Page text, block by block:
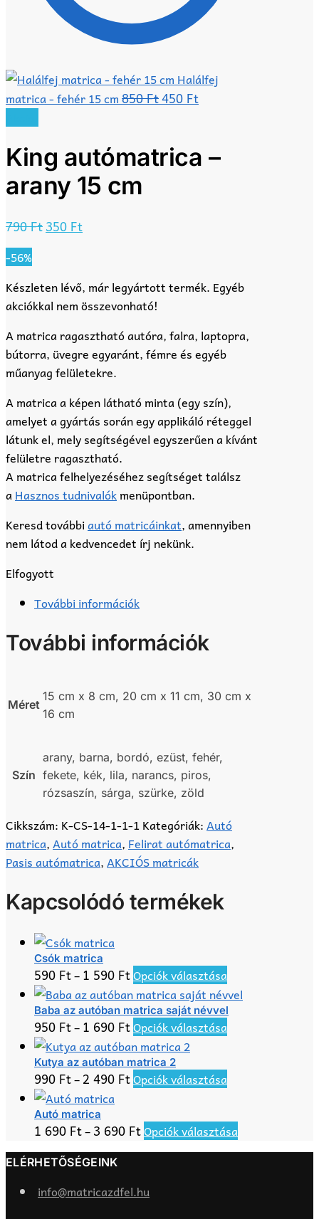
Halálfej
matrica - fehér 15 cm850FtOriginal
850 Ft.
450 FtCurrent
450 Ft.
King autómatrica –
arany 15 cm
790FtOriginal
790 Ft.
350 FtCurrent
350 Ft.
-56%
Készleten lévő, már legyártott termék. Egyéb
akciókkal nem összevonható!
A matrica ragasztható autóra, falra, laptopra,
bútorra, üvegre egyaránt, fémre és egyéb
műanyag felületekre.
A matrica a képen látható minta (egy szín),
amelyet a gyártás során egy applikáló réteggel
látunk el, mely segítségével egyszerűen a kívánt
felületre ragasztható.
A matrica felhelyezéséhez segítséget találsz
aHasznos tudnivalókmenüpontban.
Keresd továbbiautó matricáinkat, amennyiben
nem látod a kedvencedet írj nekünk.
Elfogyott
További információk
További információk
Méret
15 cm x 8 cm, 20 cm x 11 cm, 30 cm x
16 cm
Szín
arany, barna, bordó, ezüst, fehér,
fekete, kék, lila, narancs, piros,
rózsaszín, sárga, szürke, zöld
Cikkszám: K-CS-14-1-1-1Kategóriák:Autó
matrica,Autó matrica, Felirat autómatrica,
Pasis autómatrica,AKCIÓS matricák
Kapcsolódó termékek
Csók matrica
590 Ft–1 590 FtOpciók választása
a
terméknek
több
van.
A
a
termékoldalon
választhatók
Baba az autóban matrica saját névvel
950 Ft–1 690 FtOpciók választása
több
van.
A
változatok
Kutya az autóban matrica 2
990 Ft–2 490 FtOpciók választása
több
variációja
Autó matrica
1 690 Ft–3 690 FtOpciók választása
a
ELÉRHETŐSÉGEINK
info@matricazdfel.hu